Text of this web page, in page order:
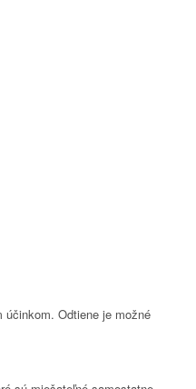
účinkom. Odtiene je možné